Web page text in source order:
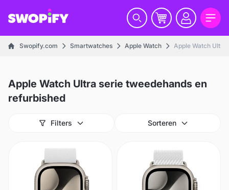
Swopify.com Smartwatches Apple Watch Apple Watch Ultra
Apple Watch Ultra serie tweedehands en
refurbished
Filters Sorteren